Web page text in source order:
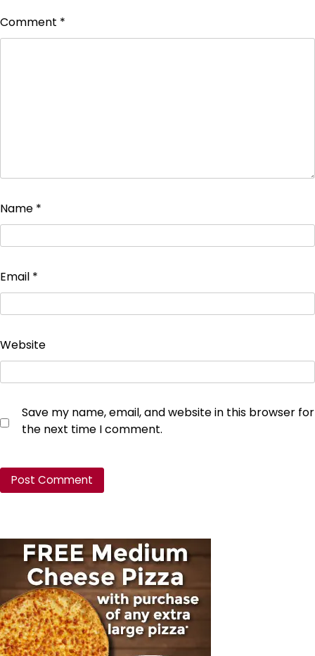
Comment *
Name *
Email *
Website
Save my name, email, and website in this browser for
the next time I comment.